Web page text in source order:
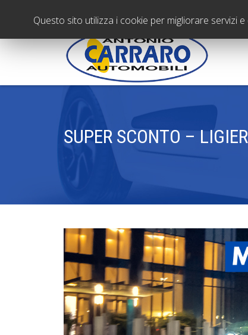
SUPER SCONTO –
Questo sito utilizza i cookie per migliorare servizi